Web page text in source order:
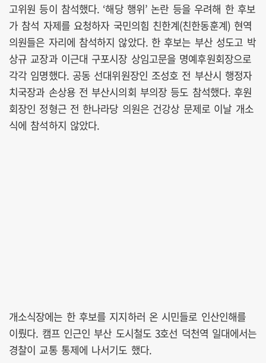
고위원 등이 참석했다. ‘해당 행위’ 논란 등을 우려해 한 후보
가 참석 자제를 요청하자 국민의힘 친한계(친한동훈계) 현역
의원들은 자리에 참석하지 않았다. 한 후보는 부산 성도고 박
상규 교장과 이근대 구포시장 상임고문을 명예후원회장으로
각각 임명했다. 공동 선대위원장인 조성호 전 부산시 행정자
치국장과 손상용 전 부산시의회 부의장 등도 참석했다. 후원
회장인 정형근 전 한나라당 의원은 건강상 문제로 이날 개소
식에 참석하지 않았다.
개소식장에는 한 후보를 지지하러 온 시민들로 인산인해를
이뤘다. 캠프 인근인 부산 도시철도 3호선 덕천역 일대에서는
경찰이 교통 통제에 나서기도 했다.